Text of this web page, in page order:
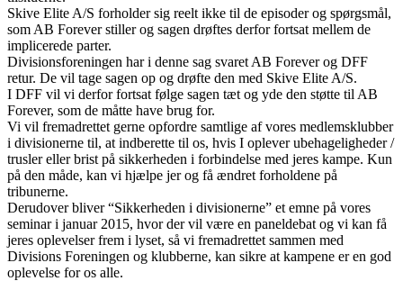
Skive Elite A/S forholder sig reelt ikke til de episoder og spørgsmål,
som AB Forever stiller og sagen drøftes derfor fortsat mellem de
implicerede parter.
Divisionsforeningen har i denne sag svaret AB Forever og DFF
retur. De vil tage sagen op og drøfte den med Skive Elite A/S.
I DFF vil vi derfor fortsat følge sagen tæt og yde den støtte til AB
Forever, som de måtte have brug for.
Vi vil fremadrettet gerne opfordre samtlige af vores medlemsklubber
i divisionerne til, at indberette til os, hvis I oplever ubehageligheder /
trusler eller brist på sikkerheden i forbindelse med jeres kampe. Kun
på den måde, kan vi hjælpe jer og få ændret forholdene på
tribunerne.
Derudover bliver “Sikkerheden i divisionerne” et emne på vores
seminar i januar 2015, hvor der vil være en paneldebat og vi kan få
jeres oplevelser frem i lyset, så vi fremadrettet sammen med
Divisions Foreningen og klubberne, kan sikre at kampene er en god
oplevelse for os alle.